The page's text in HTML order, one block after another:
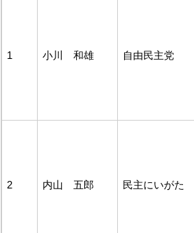
1 小川 和雄 自由民主党
2 内山 五郎 民主にいがた